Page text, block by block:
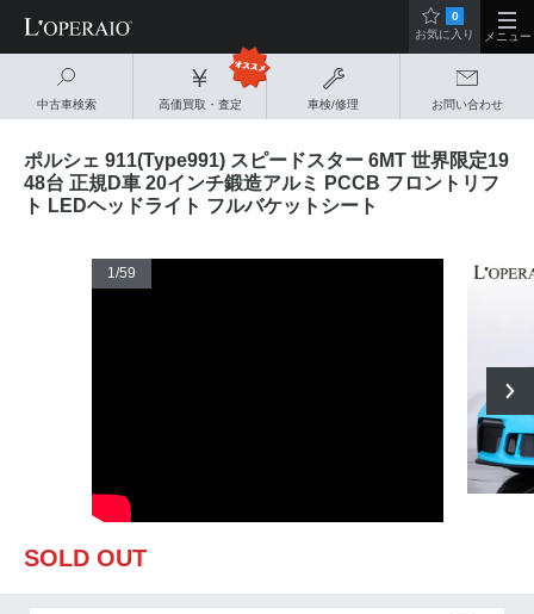
中古車検索 高価買取・査定 車検/修理 お問い合わせ
0
お気に入り
メニュー
ポルシェ 911(Type991) スピードスター 6MT 世界限定19
48台 正規D車 20インチ鍛造アルミ PCCB フロントリフ
ト LEDヘッドライト フルバケットシート
1/59
SOLD OUT